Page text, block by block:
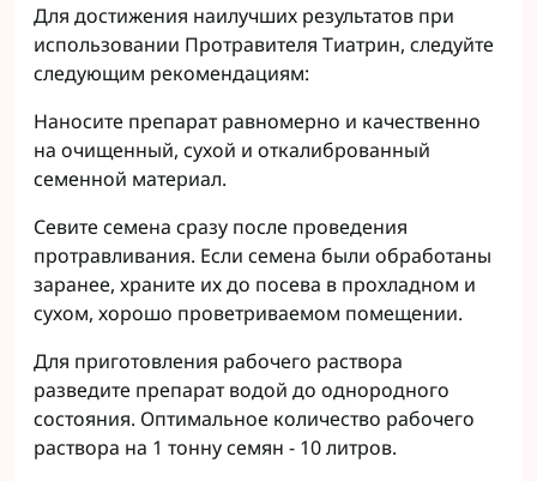
Для достижения наилучших результатов при
использовании Протравителя Тиатрин, следуйте
следующим рекомендациям:
Наносите препарат равномерно и качественно
на очищенный, сухой и откалиброванный
семенной материал.
Севите семена сразу после проведения
протравливания. Если семена были обработаны
заранее, храните их до посева в прохладном и
сухом, хорошо проветриваемом помещении.
Для приготовления рабочего раствора
разведите препарат водой до однородного
состояния. Оптимальное количество рабочего
раствора на 1 тонну семян - 10 литров.